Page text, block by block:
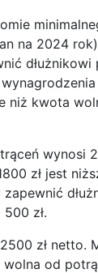
na 2024
niż kwota
wynosi
zł jest
zł.
zł netto.
od